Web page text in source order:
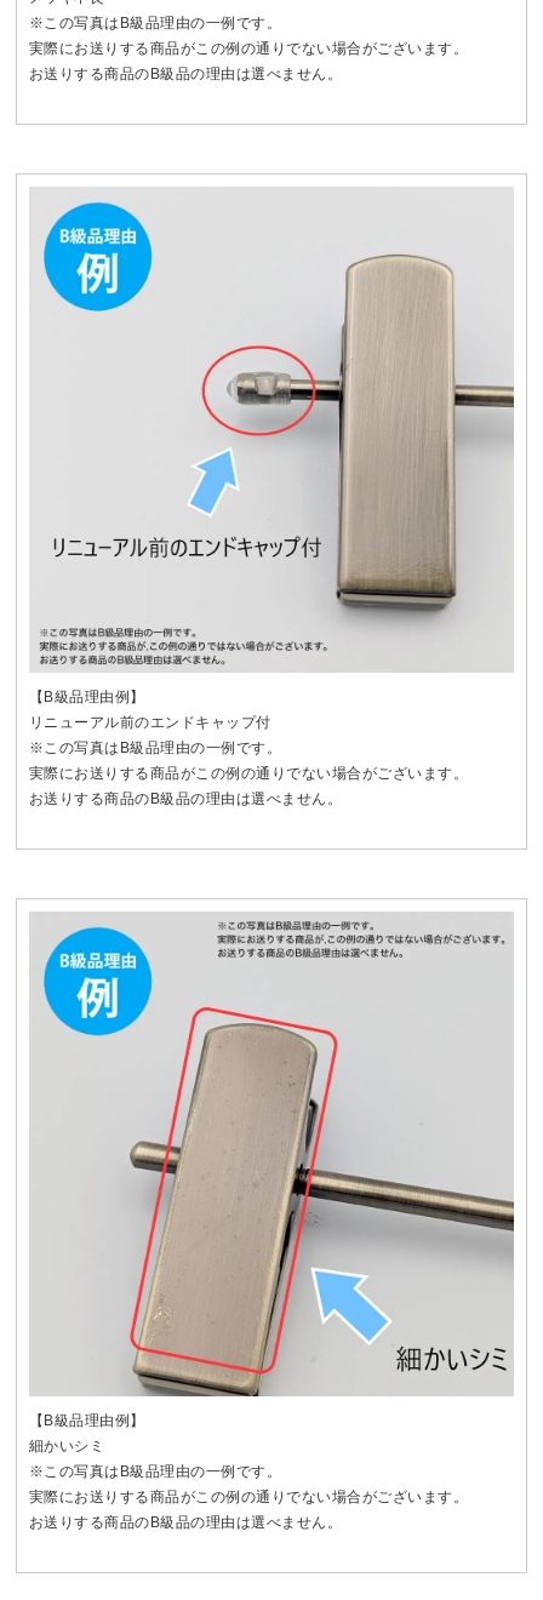
※この写真はB級品理由の一例です。
実際にお送りする商品がこの例の通りでない場合がございます。
お送りする商品のB級品の理由は選べません。
【B級品理由例】
リニューアル前のエンドキャップ付
※この写真はB級品理由の一例です。
実際にお送りする商品がこの例の通りでない場合がございます。
お送りする商品のB級品の理由は選べません。
【B級品理由例】
細かいシミ
※この写真はB級品理由の一例です。
実際にお送りする商品がこの例の通りでない場合がございます。
お送りする商品のB級品の理由は選べません。